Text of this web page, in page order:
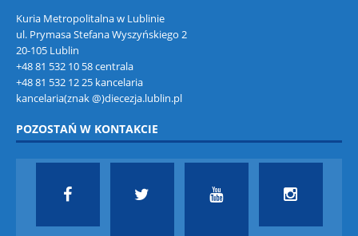
Kuria Metropolitalna w Lublinie
ul. Prymasa Stefana Wyszyńskiego 2
20-105 Lublin
+48 81 532 10 58 centrala
+48 81 532 12 25 kancelaria
kancelaria(znak @)diecezja.lublin.pl
POZOSTAŃ W KONTAKCIE